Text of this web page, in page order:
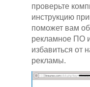
проверьте
инструкцию
поможет вам
рекламное ПО
избавиться от
рекламы.